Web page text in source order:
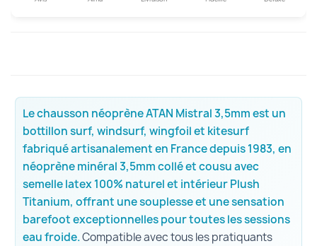
Le chausson néoprène ATAN Mistral 3,5mm est un
bottillon surf, windsurf, wingfoil et kitesurf
fabriqué artisanalement en France depuis 1983, en
néoprène minéral 3,5mm collé et cousu avec
semelle latex 100% naturel et intérieur Plush
Titanium, offrant une souplesse et une sensation
barefoot exceptionnelles pour toutes les sessions
eau froide.Compatible avec tous les pratiquants